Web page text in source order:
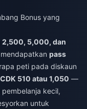
Bonus yang
2,500, 5,000, dan
pass
peti pada diskaun
CDK 510 atau 1,050 —
kecil,
untuk